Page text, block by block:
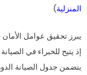
المنزلية)
يبرز تحقيق عوامل
إذ يتيح للخبراء في
يتضمن جدول الصيانة